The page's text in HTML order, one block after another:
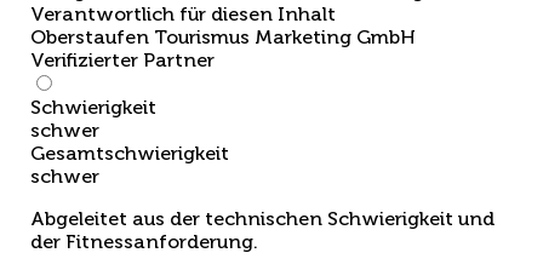
Verantwortlich für diesen Inhalt
Oberstaufen Tourismus Marketing GmbH
Verifizierter Partner
Schwierigkeit
schwer
Gesamtschwierigkeit
schwer
Abgeleitet aus der technischen Schwierigkeit und
der Fitnessanforderung.